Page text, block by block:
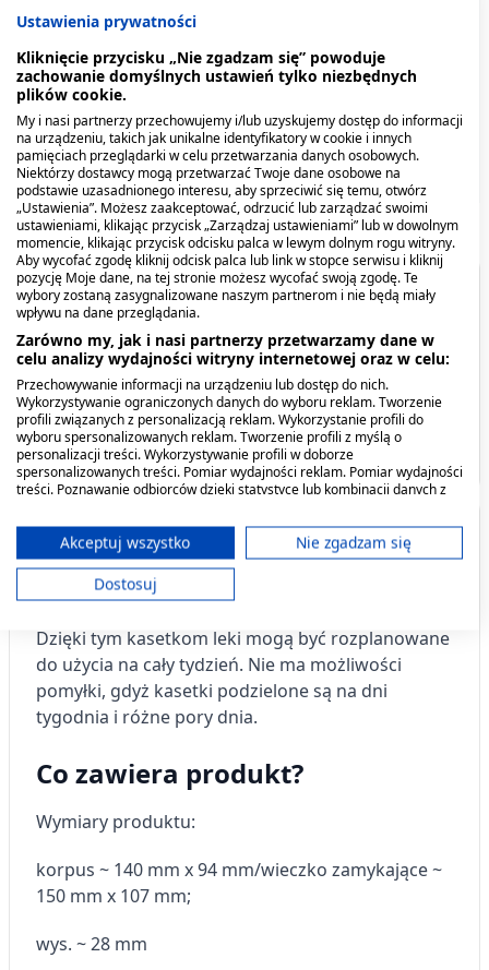
tuberkulinowa, 1 ml + igła
0,3 x 13, 1 szt
0,29 zł 2,49 zł
Kasetka do leków Elena,
1 szt.
28,29 zł
Kasetka do leków,
dzienna, 4 dawkowania, 1
dzienna, 4 dawkowania, 1
szt.
4,89 zł 26,49 zł
(Kej)
Spis treści
Opis produktu
Co zawiera produkt?
Producent - podmiot odpowiedzialny
Opis produktu
Tygodniowa kasetka do dawkowania leków
Dzięki tym kasetkom leki mogą być rozplanowane
do użycia na cały tydzień. Nie ma możliwości
pomyłki, gdyż kasetki podzielone są na dni
tygodnia i różne pory dnia.
Co zawiera produkt?
Wymiary produktu:
korpus ~ 140 mm x 94 mm/wieczko zamykające ~
150 mm x 107 mm;
wys. ~ 28 mm
Ustawienia prywatności
Kliknięcie przycisku „Nie zgadzam się” powoduje
zachowanie domyślnych ustawień tylko niezbędnych
plików cookie.
My i nasi partnerzy przechowujemy i/lub uzyskujemy dostęp do informacji
na urządzeniu, takich jak unikalne identyfikatory w cookie i innych
pamięciach przeglądarki w celu przetwarzania danych osobowych.
Niektórzy dostawcy mogą przetwarzać Twoje dane osobowe na
podstawie uzasadnionego interesu, aby sprzeciwić się temu, otwórz
„Ustawienia”. Możesz zaakceptować, odrzucić lub zarządzać swoimi
ustawieniami, klikając przycisk „Zarządzaj ustawieniami” lub w dowolnym
momencie, klikając przycisk odcisku palca w lewym dolnym rogu witryny.
Aby wycofać zgodę kliknij odcisk palca lub link w stopce serwisu i kliknij
pozycję Moje dane, na tej stronie możesz wycofać swoją zgodę. Te
wybory zostaną zasygnalizowane naszym partnerom i nie będą miały
wpływu na dane przeglądania.
Zarówno my, jak i nasi partnerzy przetwarzamy dane w
celu analizy wydajności witryny internetowej oraz w celu:
Przechowywanie informacji na urządzeniu lub dostęp do nich.
Wykorzystywanie ograniczonych danych do wyboru reklam. Tworzenie
profili związanych z personalizacją reklam. Wykorzystanie profili do
wyboru spersonalizowanych reklam. Tworzenie profili z myślą o
personalizacji treści. Wykorzystywanie profili w doborze
spersonalizowanych treści. Pomiar wydajności reklam. Pomiar wydajności
treści. Poznawanie odbiorców dzięki statystyce lub kombinacji danych z
ograniczonych danych do wyboru treści.
Dane mogą być udostępniane poza Unię Europejską i wysyłane do USA.
Twoja zgoda i polityka cookie dotyczą wyłącznie tej witryny/aplikacji.
Wyświetl listę partnerów (11 dostawców IAB)
Cele przetwarzania IAB:
Przechowywanie informacji na urządzeniu
lub dostęp do nich
wyboru reklam
Tworzenie profili w celu
spersonalizowanych reklam
Wykorzystanie profili do wyboru
spersonalizowanych reklam
Tworzenie profili w celu personalizacji treści
Akceptuj wszystko
Nie zgadzam się
Dostosuj